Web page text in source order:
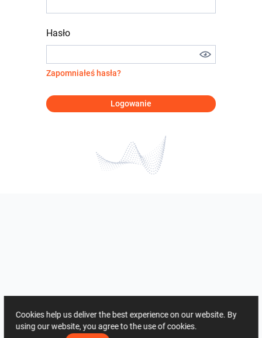
Hasło
Zapomniałeś hasła?
Logowanie
Cookies help us deliver the best experience on our website. By
using our website, you agree to the use of cookies.